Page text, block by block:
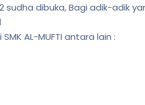
sudha dibuka, Bagi adik-adik
AL-MUFTI antara lain :